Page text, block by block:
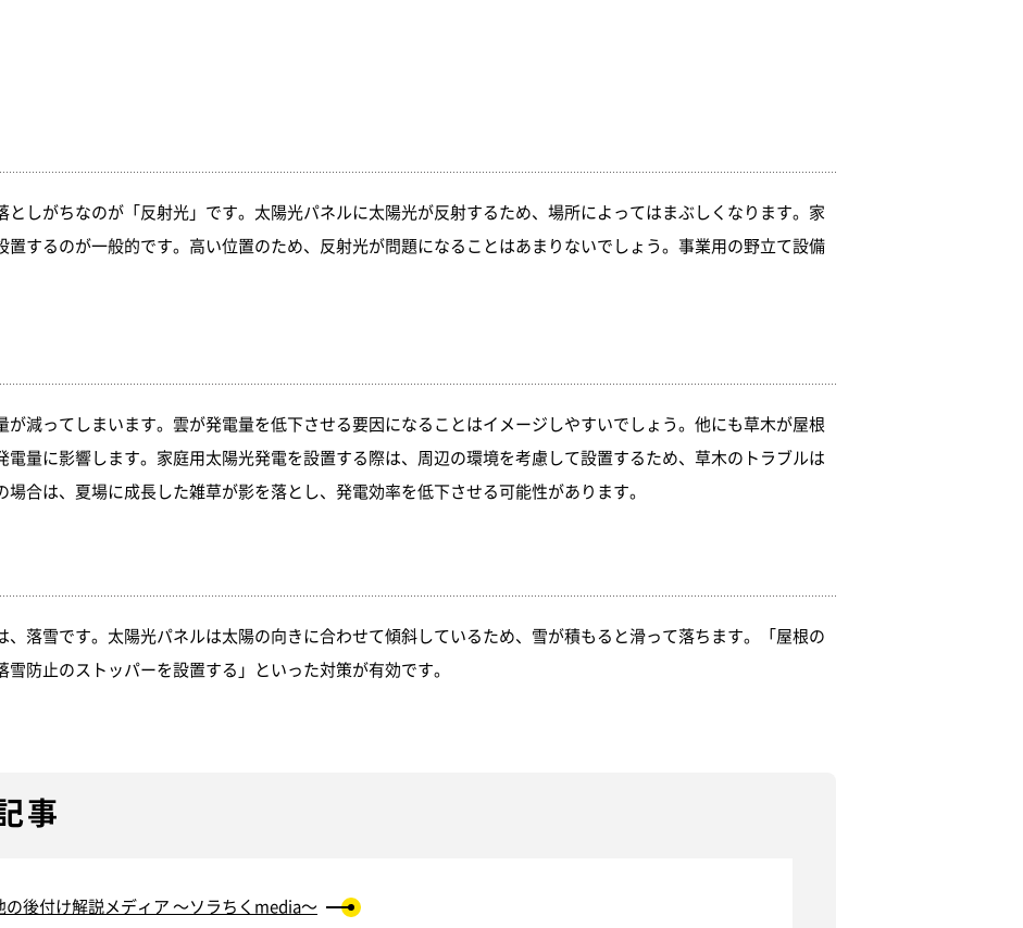
しがちなのが「反射光」です。太陽光パネルに太陽光が反射するため、場所によってはまぶしくなります。家
置するのが一般的です。高い位置のため、反射光が問題になることはあまりないでしょう。事業用の野立て設備
が減ってしまいます。雲が発電量を低下させる要因になることはイメージしやすいでしょう。他にも草木が屋根
電量に影響します。家庭用太陽光発電を設置する際は、周辺の環境を考慮して設置するため、草木のトラブルは
合は、夏場に成長した雑草が影を落とし、発電効率を低下させる可能性があります。
、落雪です。太陽光パネルは太陽の向きに合わせて傾斜しているため、雪が積もると滑って落ちます。「屋根の
防止のストッパーを設置する」といった対策が有効です。
事
の後付け解説メディア ～ソラちくmedia～